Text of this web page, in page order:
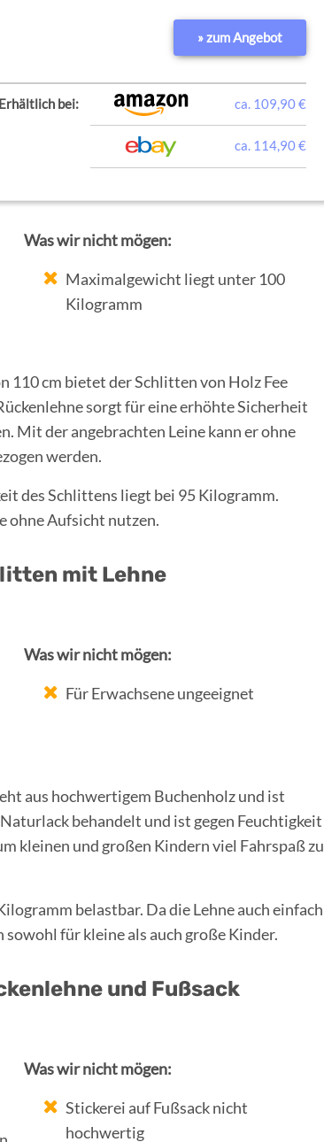
» zum Angebot
Erhältlich bei: ca. 109,90 €
ca. 114,90 €
Was wir nicht mögen:
Maximalgewicht liegt unter 100
Kilogramm
110 cm bietet der Schlitten von Holz Fee
sorgt für eine erhöhte Sicherheit
Mit der angebrachten Leine kann er ohne
werden.
des Schlittens liegt bei 95 Kilogramm.
ohne Aufsicht nutzen.
mit Lehne
Was wir nicht mögen:
Für Erwachsene ungeeignet
aus hochwertigem Buchenholz und ist
behandelt und ist gegen Feuchtigkeit
kleinen und großen Kindern viel Fahrspaß zu
belastbar. Da die Lehne auch einfach
für kleine als auch große Kinder.
und Fußsack
Was wir nicht mögen:
Stickerei auf Fußsack nicht
hochwertig